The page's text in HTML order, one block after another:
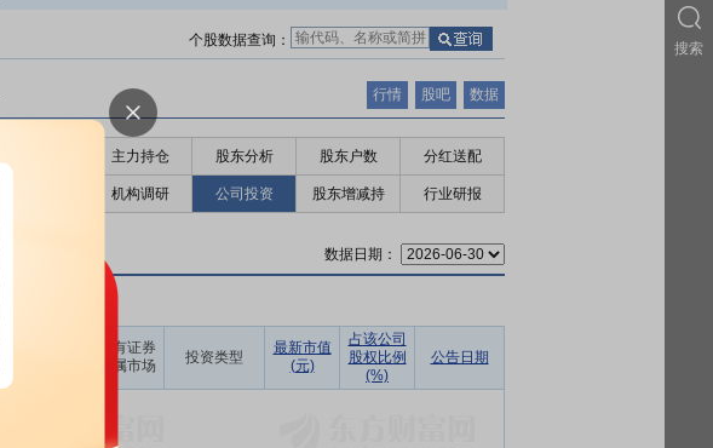
个股数据查询：
行情 股吧 数据
主力持仓 股东分析 股东户数 分红送配
机构调研 公司投资 股东增减持 行业研报
数据日期：
持有证券
所属市场
投资类型
最新市值
(元)
占该公司
股权比例
(%)
公告日期
搜索